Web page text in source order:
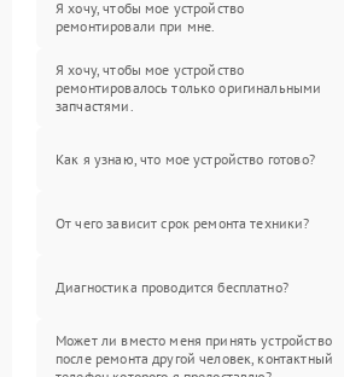
Я хочу, чтобы мое устройство
ремонтировали при мне.
Я хочу, чтобы мое устройство
ремонтировалось только оригинальными
запчастями.
Как я узнаю, что мое устройство готово?
От чего зависит срок ремонта техники?
Диагностика проводится бесплатно?
Может ли вместо меня принять устройство
после ремонта другой человек, контактный